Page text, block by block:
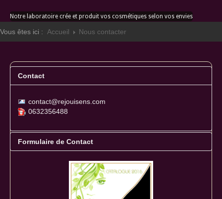
Notre laboratoire crée et produit vos cosmétiques selon vos envies
Vous êtes ici : Accueil Nous contacter
Contact
contact@rejouisens.com
0632356488
Formulaire de Contact
Envoyer un e-mail. Tous les champs marqués d'un astérisque * sont